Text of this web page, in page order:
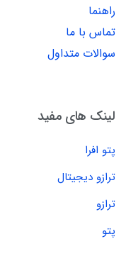
راهنما
تماس با ما
سوالات متداول
لینک های مفید
پتو افرا
ترازو دیجیتال
ترازو
پتو